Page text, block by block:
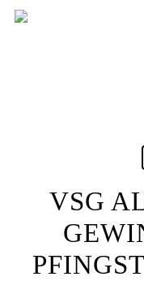
Skip
VSG